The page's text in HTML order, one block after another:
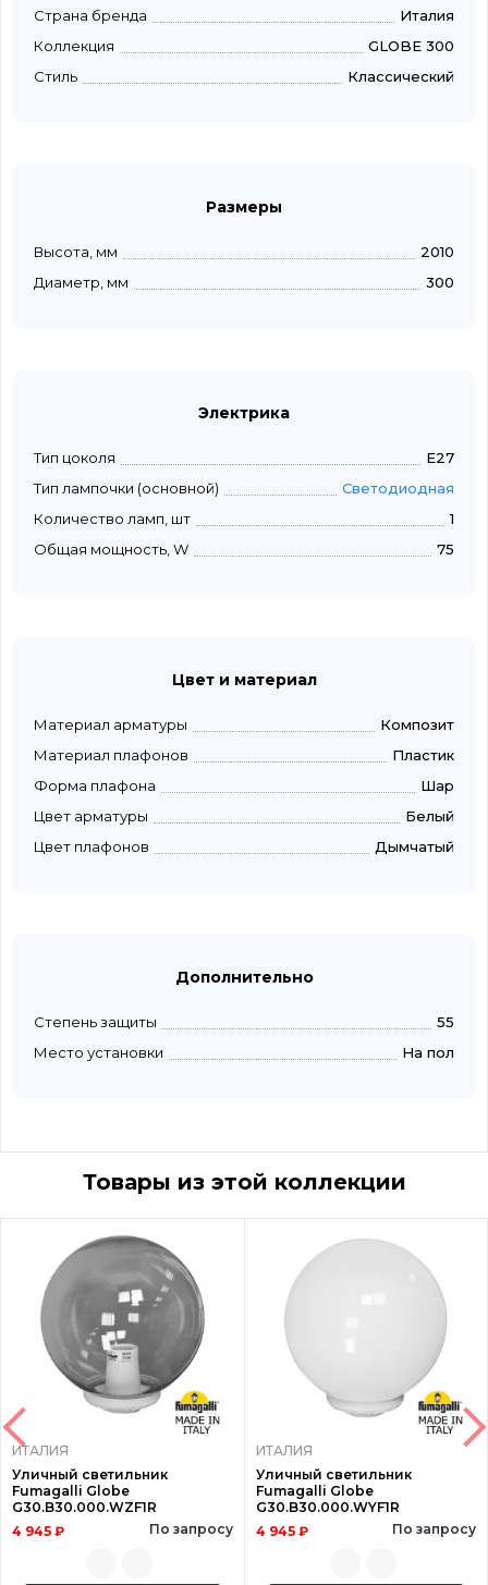
Страна бренда
Италия
Коллекция
GLOBE 300
Стиль
Классический
Размеры
Высота, мм
2010
Диаметр, мм
300
Электрика
Тип цоколя
E27
Тип лампочки (основной)
Светодиодная
Количество ламп, шт
1
Общая мощность, W
75
Цвет и материал
Материал арматуры
Композит
Материал плафонов
Пластик
Форма плафона
Шар
Цвет арматуры
Белый
Цвет плафонов
Дымчатый
Дополнительно
Степень защиты
55
Место установки
На пол
Товары из этой коллекции
ИТАЛИЯ
Уличный светильник
Fumagalli Globe
G30.B30.000.WZF1R
4 945 ₽
По запросу
ИТАЛИЯ
Уличный светильник
Fumagalli Globe
G30.B30.000.WYF1R
4 945 ₽
По запросу